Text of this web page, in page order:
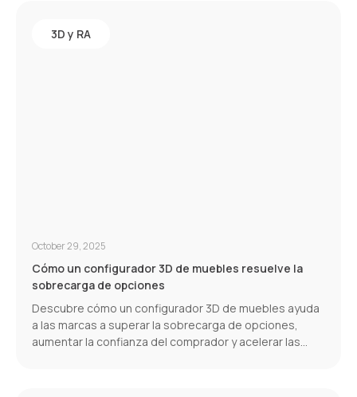
3D y RA
October 29, 2025
Cómo un configurador 3D de muebles resuelve la
sobrecarga de opciones
Descubre cómo un configurador 3D de muebles ayuda
a las marcas a superar la sobrecarga de opciones,
aumentar la confianza del comprador y acelerar las